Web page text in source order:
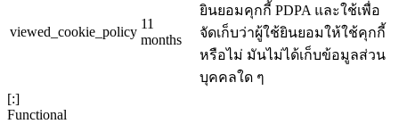
viewed_cookie_policy
11
months
ยินยอมคุกกี้ PDPA และใช้เพื่อ
จัดเก็บว่าผู้ใช้ยินยอมให้ใช้คุกกี้
หรือไม่ มันไม่ได้เก็บข้อมูลส่วน
บุคคลใด ๆ
[:]
Functional